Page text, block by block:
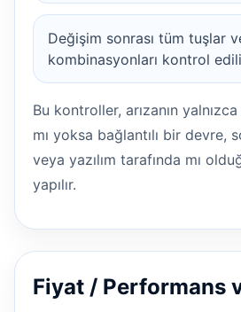
Değişim sonrası tüm tuşlar
kombinasyonları kontrol
Bu kontroller, arızanın
mı yoksa bağlantılı bir devre,
veya yazılım tarafında mı
yapılır.
Fiyat / Performans